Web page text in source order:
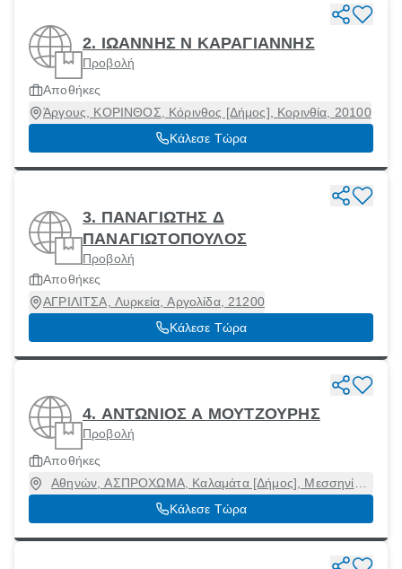
2. ΙΩΑΝΝΗΣ Ν ΚΑΡΑΓΙΑΝΝΗΣ
Προβολή
Αποθήκες
Άργους, ΚΟΡΙΝΘΟΣ, Κόρινθος [Δήμος], Κορινθία, 20100
Κάλεσε Τώρα
3. ΠΑΝΑΓΙΩΤΗΣ Δ
ΠΑΝΑΓΙΩΤΟΠΟΥΛΟΣ
Προβολή
Αποθήκες
ΑΓΡΙΛΙΤΣΑ, Λυρκεία, Αργολίδα, 21200
Κάλεσε Τώρα
4. ΑΝΤΩΝΙΟΣ Α ΜΟΥΤΖΟΥΡΗΣ
Προβολή
Αποθήκες
Αθηνών, ΑΣΠΡΟΧΩΜΑ, Καλαμάτα [Δήμος], Μεσσηνία,
24100
Κάλεσε Τώρα